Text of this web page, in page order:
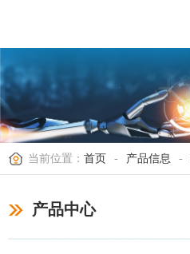
当前位置： 首页 - 产品信息 -
产品中心